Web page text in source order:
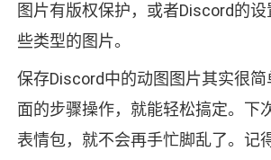
图片有版权保护，或者Discord的
些类型的图片。
保存Discord中的动图图片其实很简
面的步骤操作，就能轻松搞定。下
表情包，就不会再手忙脚乱了。记